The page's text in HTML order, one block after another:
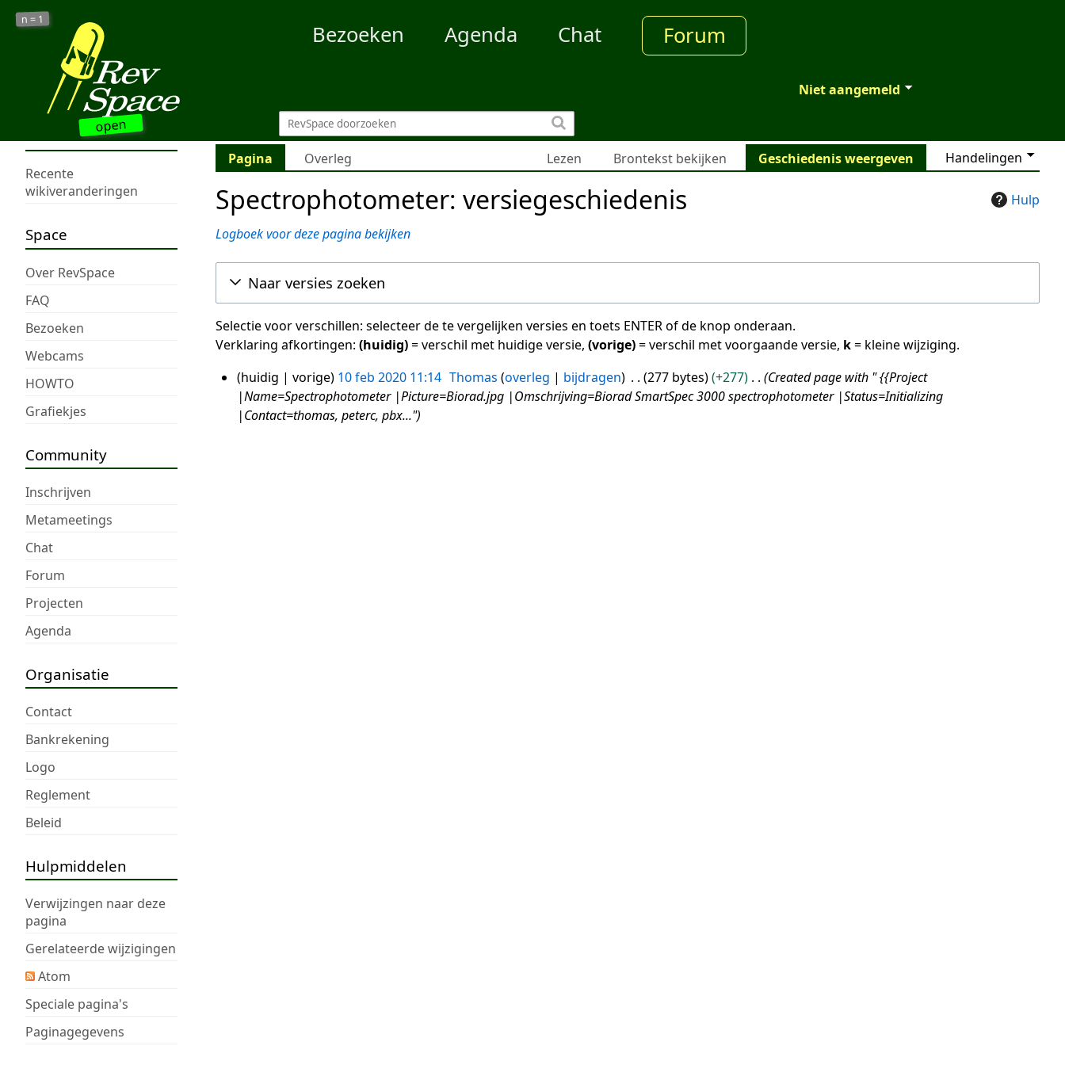
open
n = 1
Bezoeken Agenda Chat Forum
Niet aangemeld
Recente
wikiveranderingen
Space
Over RevSpace
FAQ
Bezoeken
Webcams
HOWTO
Grafiekjes
Community
Inschrijven
Metameetings
Chat
Forum
Projecten
Agenda
Organisatie
Contact
Bankrekening
Logo
Reglement
Beleid
Hulpmiddelen
Verwijzingen naar deze
pagina
Gerelateerde wijzigingen
Atom
Speciale pagina's
Paginagegevens
Pagina Overleg Handelingen
Lezen Brontekst bekijken Geschiedenis weergeven
Hulp
Spectrophotometer: versiegeschiedenis
Logboek voor deze pagina bekijken
Naar versies zoeken
Selectie voor verschillen: selecteer de te vergelijken versies en toets ENTER of de knop onderaan.
Verklaring afkortingen: (huidig)= verschil met huidige versie, (vorige)= verschil met voorgaande versie, k= kleine wijziging.
10
feb
2020
huidig vorige 10 feb 2020 11:14 Thomas overleg bijdragen 277 bytes +277
Created page with " {{Project
|Name=Spectrophotometer |Picture=Biorad.jpg |Omschrijving=Biorad SmartSpec 3000 spectrophotometer |Status=Initializing
|Contact=thomas, peterc, pbx..."